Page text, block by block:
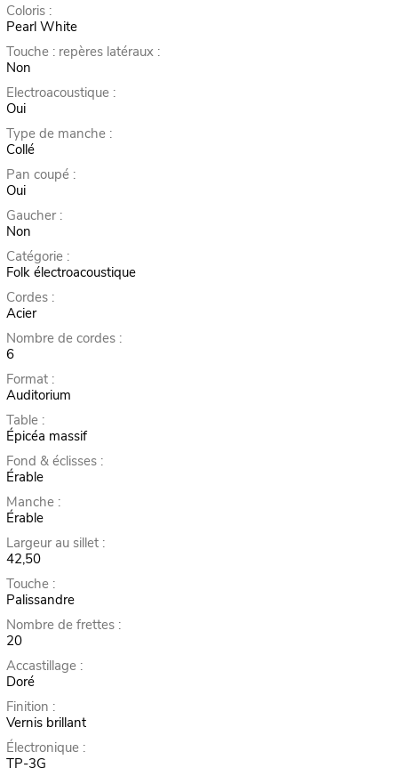
Coloris :
Pearl White
Touche : repères latéraux :
Non
Electroacoustique :
Oui
Type de manche :
Collé
Pan coupé :
Oui
Gaucher :
Non
Catégorie :
Folk électroacoustique
Cordes :
Acier
Nombre de cordes :
6
Format :
Auditorium
Table :
Épicéa massif
Fond & éclisses :
Érable
Manche :
Érable
Largeur au sillet :
42,50
Touche :
Palissandre
Nombre de frettes :
20
Accastillage :
Doré
Finition :
Vernis brillant
Électronique :
TP-3G